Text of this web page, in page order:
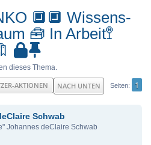
🔲🔲 Wissens-
🧰 In Arbeit🚏
dieses Thema.
NACH UNTEN Seiten 1
AKTIONEN
Schwab
Johannes deClaire Schwab